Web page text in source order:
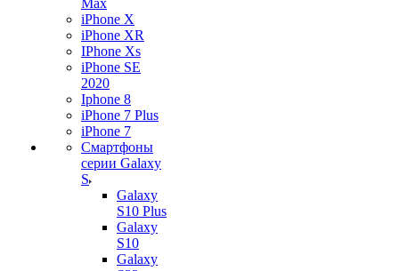
Max
iPhone X
iPhone XR
IPhone Xs
iPhone SE
2020
Iphone 8
iPhone 7 Plus
iPhone 7
Смартфоны
серии Galaxy
S
Galaxy
S10 Plus
Galaxy
S10
Galaxy